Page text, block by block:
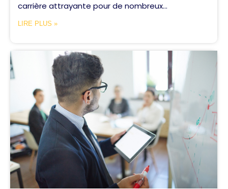
carrière attrayante pour de nombreux...
LIRE PLUS »